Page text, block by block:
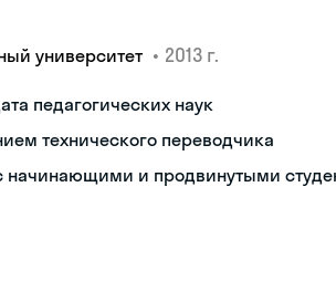
университет • 2013 г.
педагогических наук
технического переводчика
начинающими и продвинутыми